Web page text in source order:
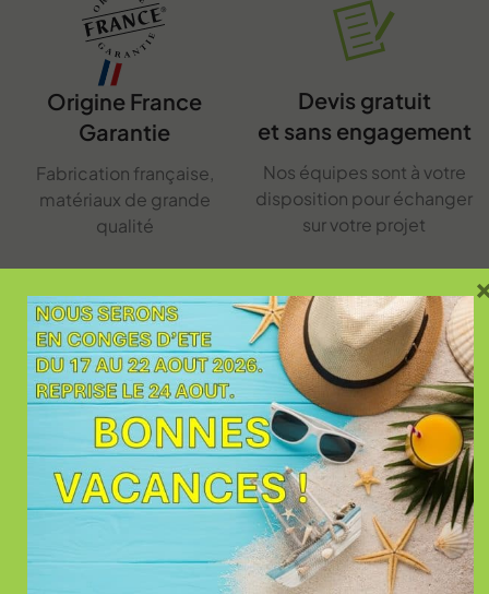
Origine France
Garantie
Fabrication française,
matériaux de grande
qualité
Devis gratuit
et sans engagement
Nos équipes sont à votre
disposition pour échanger
sur votre projet
Membre d'un
réseau national
Capitoul Ouvertures
appartient au réseau Art et
Fenêtres
Garantie
d'achèvement
des travaux
En toutes circonstances,
vous êtes certain que vos
travaux seront achevés